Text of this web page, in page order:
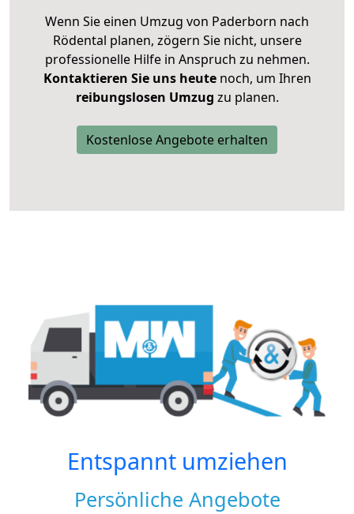
Wenn Sie einen Umzug von Paderborn nach
Rödental planen, zögern Sie nicht, unsere
professionelle Hilfe in Anspruch zu nehmen.
Kontaktieren Sie uns heutenoch, um Ihren
reibungslosen Umzug zu planen.
Kostenlose Angebote erhalten
Entspannt umziehen
Persönliche Angebote